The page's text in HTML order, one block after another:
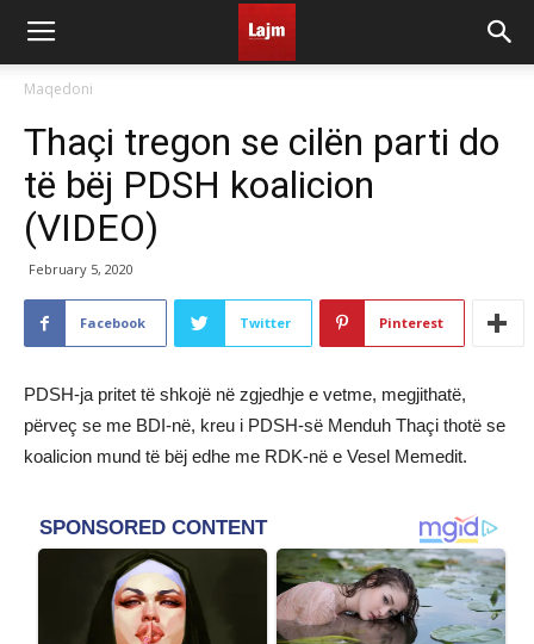
Maqedoni
Thaçi tregon se cilën parti do
të bëj PDSH koalicion
(VIDEO)
February 5, 2020
Facebook Twitter Pinterest
PDSH-ja pritet të shkojë në zgjedhje e vetme, megjithatë,
përveç se me BDI-në, kreu i PDSH-së Menduh Thaçi thotë se
koalicion mund të bëj edhe me RDK-në e Vesel Memedit.